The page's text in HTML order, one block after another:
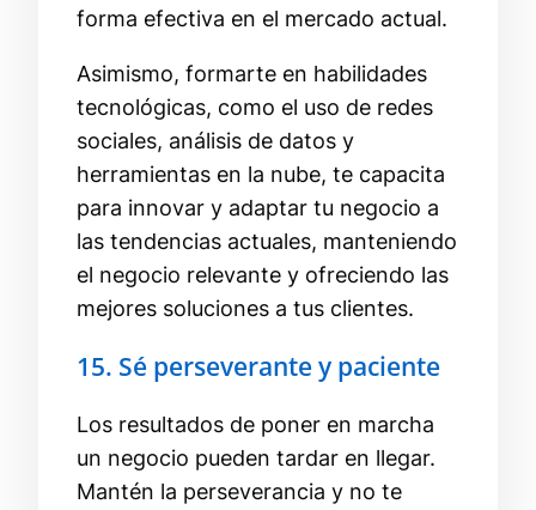
forma efectiva en el mercado actual.
Asimismo, formarte en habilidades
tecnológicas, como el uso de redes
sociales, análisis de datos y
herramientas en la nube, te capacita
para innovar y adaptar tu negocio a
las tendencias actuales, manteniendo
el negocio relevante y ofreciendo las
mejores soluciones a tus clientes.
15. Sé perseverante y paciente
Los resultados de poner en marcha
un negocio pueden tardar en llegar.
Mantén la perseverancia y no te